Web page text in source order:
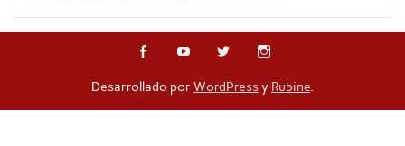
Desarrollado por WordPressy Rubine.